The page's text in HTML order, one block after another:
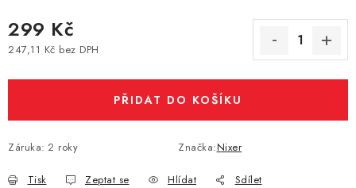
299 Kč
247,11 Kč bez DPH
PŘIDAT DO KOŠÍKU
Záruka: 2 roky Značka:Nixer
Tisk Zeptat se Hlídat Sdílet